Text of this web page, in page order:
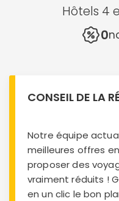
Hôtels 4
0
CONSEIL DE LA
Notre équipe
meilleures offres
proposer des
vraiment réduits !
en un clic le bon